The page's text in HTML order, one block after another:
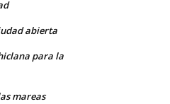
abierta
para la
mareas